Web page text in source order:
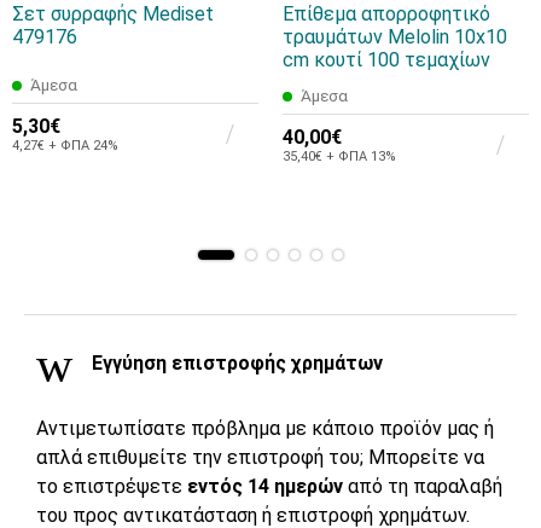
Σετ συρραφής Mediset
479176
Άμεσα
5,30€
4,27€ + ΦΠΑ 24%
Επίθεμα απορροφητικό
τραυμάτων Melolin 10x10
cm κουτί 100 τεμαχίων
Άμεσα
40,00€
35,40€ + ΦΠΑ 13%
Εγγύηση επιστροφής χρημάτων
Αντιμετωπίσατε πρόβλημα με κάποιο προϊόν μας ή
απλά επιθυμείτε την επιστροφή του; Μπορείτε να
το επιστρέψετε εντός 14 ημερών από τη παραλαβή
του προς αντικατάσταση ή επιστροφή χρημάτων.